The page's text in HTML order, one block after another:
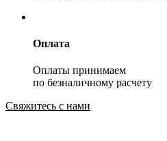
Оплата
Оплаты принимаем
по безналичному расчету
Свяжитесь с нами